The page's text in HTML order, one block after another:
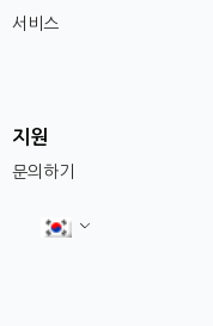
서비스
지원
문의하기